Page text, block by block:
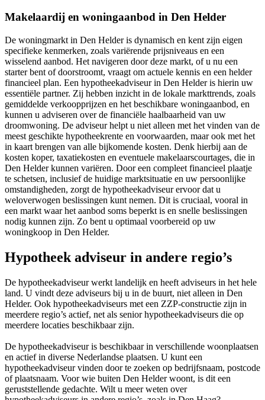
Makelaardij en woningaanbod in Den Helder
De woningmarkt in Den Helder is dynamisch en kent zijn eigen
specifieke kenmerken, zoals variërende prijsniveaus en een
wisselend aanbod. Het navigeren door deze markt, of u nu een
starter bent of doorstroomt, vraagt om actuele kennis en een helder
financieel plan. Een hypotheekadviseur in Den Helder is hierin uw
essentiële partner. Zij hebben inzicht in de lokale markttrends, zoals
gemiddelde verkoopprijzen en het beschikbare woningaanbod, en
kunnen u adviseren over de financiële haalbaarheid van uw
droomwoning. De adviseur helpt u niet alleen met het vinden van de
meest geschikte hypotheekrente en voorwaarden, maar ook met het
in kaart brengen van alle bijkomende kosten. Denk hierbij aan de
kosten koper, taxatiekosten en eventuele makelaarscourtages, die in
Den Helder kunnen variëren. Door een compleet financieel plaatje
te schetsen, inclusief de huidige marktsituatie en uw persoonlijke
omstandigheden, zorgt de hypotheekadviseur ervoor dat u
weloverwogen beslissingen kunt nemen. Dit is cruciaal, vooral in
een markt waar het aanbod soms beperkt is en snelle beslissingen
nodig kunnen zijn. Zo bent u optimaal voorbereid op uw
woningkoop in Den Helder.
Hypotheek adviseur in andere regio’s
De hypotheekadviseur werkt landelijk en heeft adviseurs in het hele
land. U vindt deze adviseurs bij u in de buurt, niet alleen in Den
Helder. Ook hypotheekadviseurs met een ZZP-constructie zijn in
meerdere regio’s actief, net als senior hypotheekadviseurs die op
meerdere locaties beschikbaar zijn.
De hypotheekadviseur is beschikbaar in verschillende woonplaatsen
en actief in diverse Nederlandse plaatsen. U kunt een
hypotheekadviseur vinden door te zoeken op bedrijfsnaam, postcode
of plaatsnaam. Voor wie buiten Den Helder woont, is dit een
geruststellende gedachte. Wilt u meer weten over